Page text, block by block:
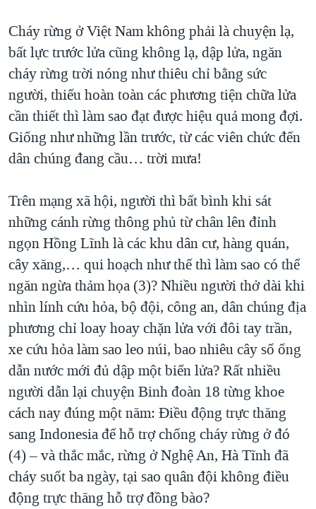
Cháy rừng ở Việt Nam không phải là chuyện lạ,
bất lực trước lửa cũng không lạ, dập lửa, ngăn
cháy rừng trời nóng như thiêu chỉ bằng sức
người, thiếu hoàn toàn các phương tiện chữa lửa
cần thiết thì làm sao đạt được hiệu quả mong đợi.
Giống như những lần trước, từ các viên chức đến
dân chúng đang cầu… trời mưa!
Trên mạng xã hội, người thì bất bình khi sát
những cánh rừng thông phủ từ chân lên đỉnh
ngọn Hồng Lĩnh là các khu dân cư, hàng quán,
cây xăng,… qui hoạch như thế thì làm sao có thể
ngăn ngừa thảm họa (3)? Nhiều người thở dài khi
nhìn lính cứu hỏa, bộ đội, công an, dân chúng địa
phương chỉ loay hoay chặn lửa với đôi tay trần,
xe cứu hỏa làm sao leo núi, bao nhiêu cây số ống
dẫn nước mới đủ dập một biển lửa? Rất nhiều
người dẫn lại chuyện Binh đoàn 18 từng khoe
cách nay đúng một năm: Điều động trực thăng
sang Indonesia để hỗ trợ chống cháy rừng ở đó
(4) – và thắc mắc, rừng ở Nghệ An, Hà Tĩnh đã
cháy suốt ba ngày, tại sao quân đội không điều
động trực thăng hỗ trợ đồng bào?